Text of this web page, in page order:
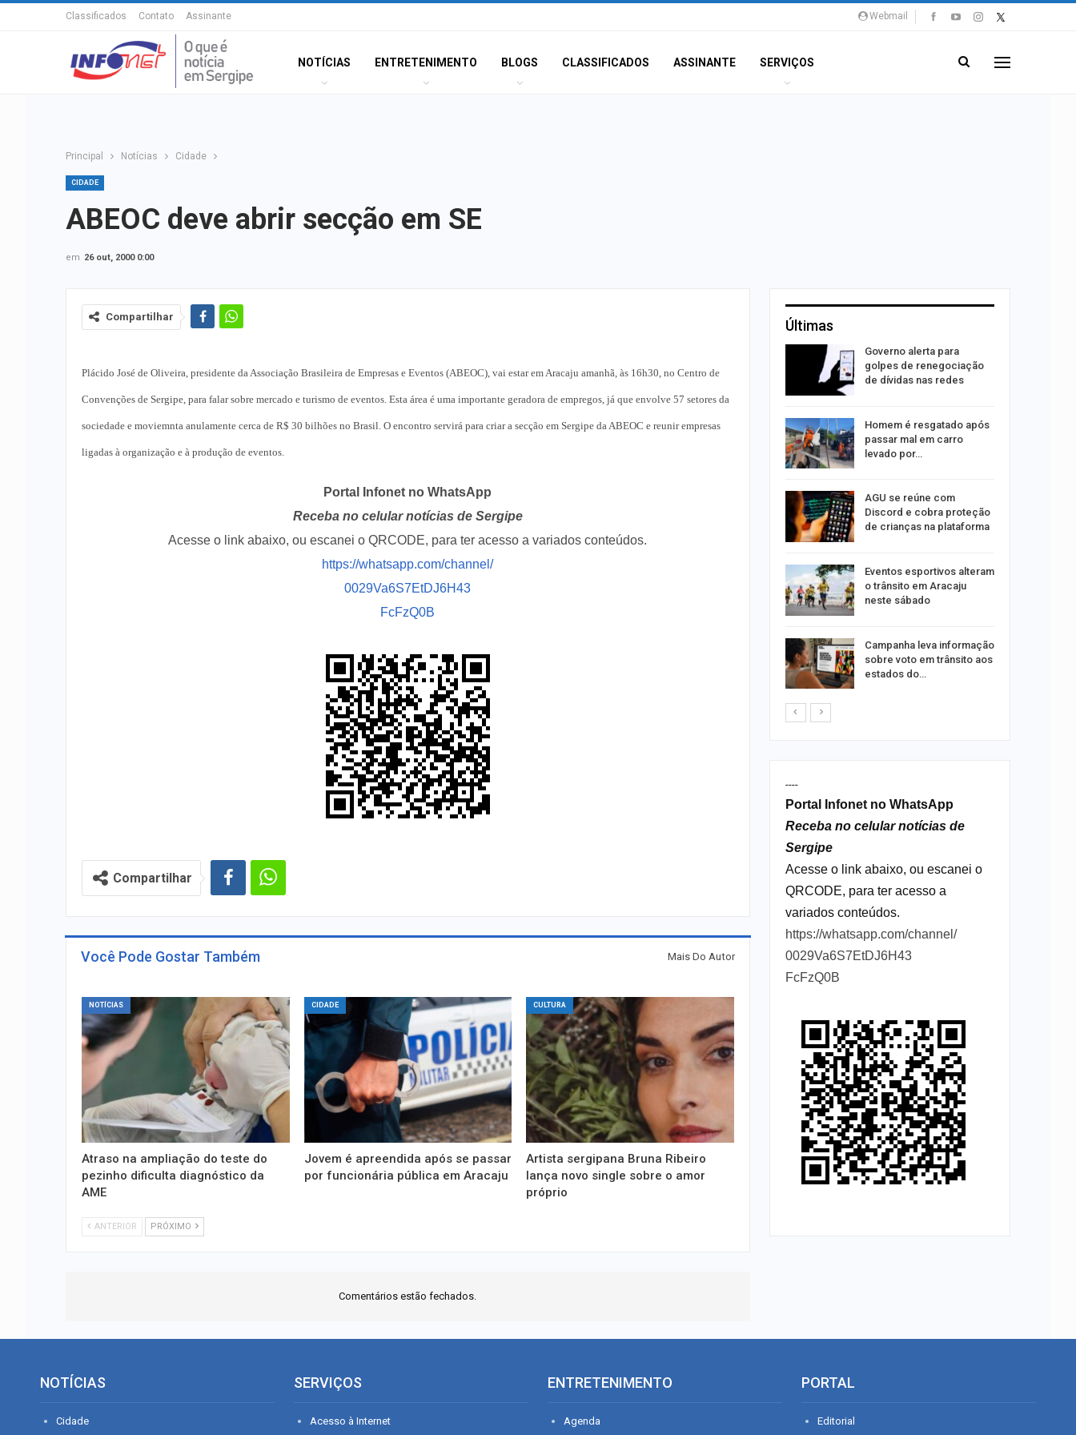
Webmail
Classificados Contato Assinante
NOTÍCIAS ENTRETENIMENTO BLOGS CLASSIFICADOS ASSINANTE SERVIÇOS
Principal Notícias Cidade
CIDADE
ABEOC deve abrir secção em SE
em 26 out, 2000 0:00
Compartilhar
Plácido José de Oliveira, presidente da Associação Brasileira de Empresas e Eventos (ABEOC), vai estar em Aracaju amanhã, às 16h30, no Centro de
Convenções de Sergipe, para falar sobre mercado e turismo de eventos. Esta área é uma importante geradora de empregos, já que envolve 57 setores da
sociedade e moviemnta anulamente cerca de R$ 30 bilhões no Brasil. O encontro servirá para criar a secção em Sergipe da ABEOC e reunir empresas
ligadas à organização e à produção de eventos.
Portal Infonet no WhatsApp
Receba no celular notícias de Sergipe
Acesse o link abaixo, ou escanei o QRCODE, para ter acesso a variados conteúdos.
https://whatsapp.com/channel/
0029Va6S7EtDJ6H43
FcFzQ0B
Compartilhar
Você Pode Gostar Também Mais Do Autor
NOTÍCIAS
Atraso na ampliação do teste do
pezinho dificulta diagnóstico da
AME
CIDADE
Jovem é apreendida após se passar
por funcionária pública em Aracaju
CULTURA
Artista sergipana Bruna Ribeiro
lança novo single sobre o amor
próprio
ANTERIOR PRÓXIMO
Comentários estão fechados.
Últimas
entre carro e ônibus em…
Aracaju recebe
Governo alerta para
golpes de renegociação
de dívidas nas redes
Homem é resgatado após
passar mal em carro
levado por…
AGU se reúne com
Discord e cobra proteção
de crianças na plataforma
Eventos esportivos alteram
o trânsito em Aracaju
neste sábado
Campanha leva informação
sobre voto em trânsito aos
estados do…
----
Portal Infonet no WhatsApp
Receba no celular notícias de
Sergipe
Acesse o link abaixo, ou escanei o
QRCODE, para ter acesso a
variados conteúdos.
https://whatsapp.com/channel/
0029Va6S7EtDJ6H43
FcFzQ0B
NOTÍCIAS
Cidade
SERVIÇOS
Acesso à Internet
ENTRETENIMENTO
Agenda
PORTAL
Editorial